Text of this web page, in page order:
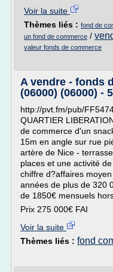
Voir la suite
Thèmes liés : fond de
un fond de commerce /
valeur fonds de commerce
A vendre - fonds
(06000) (06000) -
http://pvt.fm/pub/
QUARTIER
de commerce d'un
15m en angle sur rue
artère de Nice -
places et une activité
chiffre d?affaires
années de plus de 320
de 1850€ mensuels
Prix 275 000€ FAI
Voir la suite
Thèmes liés : fond